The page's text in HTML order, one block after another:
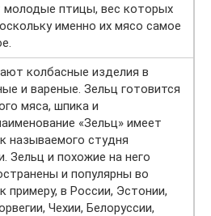
молодые птицы, вес которых
именно их мясо самое
колбасные изделия в
и вареные. Зельц готовится
мяса, шпика и
«Зельц» имеет
называемого студня
Зельц и похожие на него
и популярны во
примеру, в России, Эстонии,
Чехии, Белоруссии,